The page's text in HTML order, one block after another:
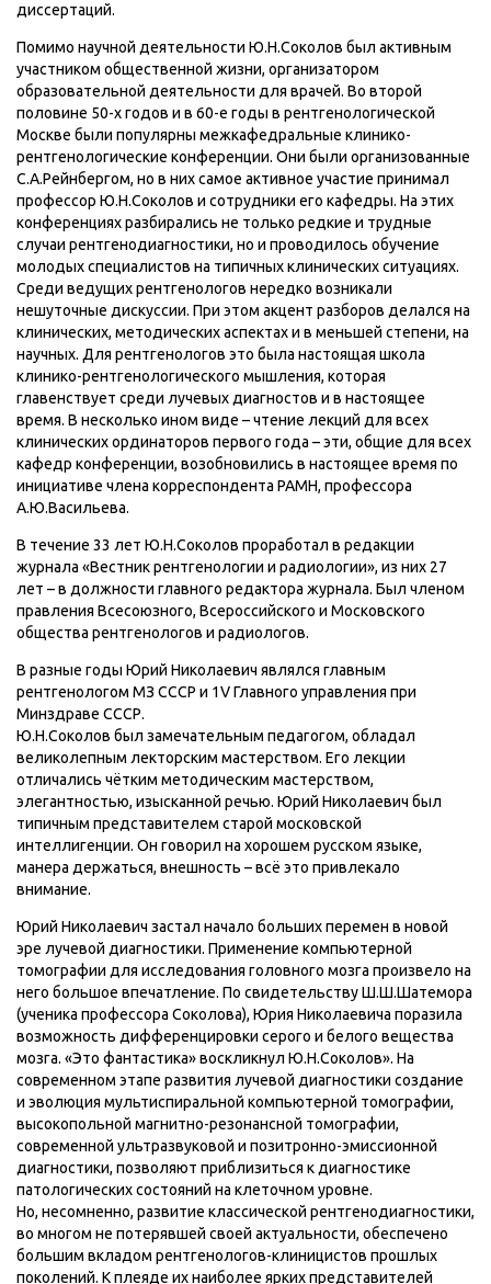
диссертаций.
Помимо научной деятельности Ю.Н.Соколов был активным
участником общественной жизни, организатором
образовательной деятельности для врачей. Во второй
половине 50-х годов и в 60-е годы в рентгенологической
Москве были популярны межкафедральные клинико-
рентгенологические конференции. Они были организованные
С.А.Рейнбергом, но в них самое активное участие принимал
профессор Ю.Н.Соколов и сотрудники его кафедры. На этих
конференциях разбирались не только редкие и трудные
случаи рентгенодиагностики, но и проводилось обучение
молодых специалистов на типичных клинических ситуациях.
Среди ведущих рентгенологов нередко возникали
нешуточные дискуссии. При этом акцент разборов делался на
клинических, методических аспектах и в меньшей степени, на
научных. Для рентгенологов это была настоящая школа
клинико-рентгенологического мышления, которая
главенствует среди лучевых диагностов и в настоящее
время. В несколько ином виде – чтение лекций для всех
клинических ординаторов первого года – эти, общие для всех
кафедр конференции, возобновились в настоящее время по
инициативе члена корреспондента РАМН, профессора
А.Ю.Васильева.
В течение 33 лет Ю.Н.Соколов проработал в редакции
журнала «Вестник рентгенологии и радиологии», из них 27
лет – в должности главного редактора журнала. Был членом
правления Всесоюзного, Всероссийского и Московского
общества рентгенологов и радиологов.
В разные годы Юрий Николаевич являлся главным
рентгенологом МЗ СССР и 1V Главного управления при
Минздраве СССР.
Ю.Н.Соколов был замечательным педагогом, обладал
великолепным лекторским мастерством. Его лекции
отличались чётким методическим мастерством,
элегантностью, изысканной речью. Юрий Николаевич был
типичным представителем старой московской
интеллигенции. Он говорил на хорошем русском языке,
манера держаться, внешность – всё это привлекало
внимание.
Юрий Николаевич застал начало больших перемен в новой
эре лучевой диагностики. Применение компьютерной
томографии для исследования головного мозга произвело на
него большое впечатление. По свидетельству Ш.Ш.Шатемора
(ученика профессора Соколова), Юрия Николаевича поразила
возможность дифференцировки серого и белого вещества
мозга. «Это фантастика» воскликнул Ю.Н.Соколов». На
современном этапе развития лучевой диагностики создание
и эволюция мультиспиральной компьютерной томографии,
высокопольной магнитно-резонансной томографии,
современной ультразвуковой и позитронно-эмиссионной
диагностики, позволяют приблизиться к диагностике
патологических состояний на клеточном уровне.
Но, несомненно, развитие классической рентгенодиагностики,
во многом не потерявшей своей актуальности, обеспечено
большим вкладом рентгенологов-клиницистов прошлых
поколений. К плеяде их наиболее ярких представителей